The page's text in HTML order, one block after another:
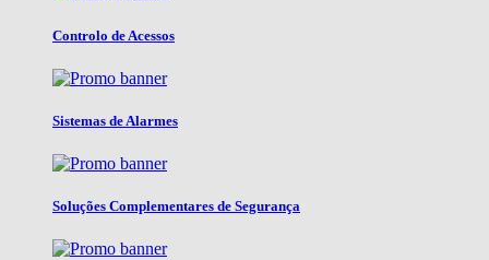
Controlo de Acessos
Sistemas de Alarmes
Soluções Complementares de Segurança